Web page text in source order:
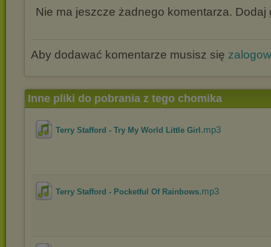
Nie ma jeszcze żadnego komentarza. Dodaj
Aby dodawać komentarze musisz się
Inne pliki do pobrania z tego chomika
Terry Stafford - Try My World Little Girl .mp3
Terry Stafford - Pocketful Of Rainbows.mp3